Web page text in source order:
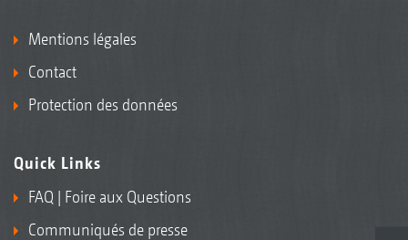
Mentions légales
Contact
Protection des données
Quick Links
FAQ | Foire aux Questions
Communiqués de presse